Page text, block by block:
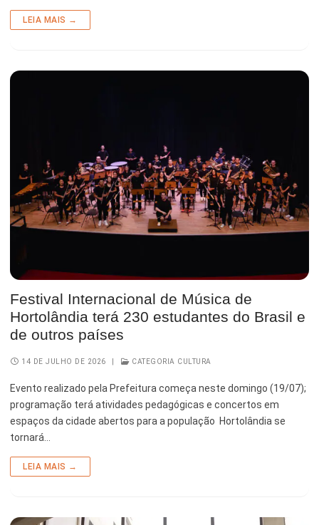
LEIA MAIS →
Festival Internacional de Música de
Hortolândia terá 230 estudantes do Brasil e
de outros países
14 DE JULHO DE 2026 CATEGORIA CULTURA
Evento realizado pela Prefeitura começa neste domingo (19/07);
programação terá atividades pedagógicas e concertos em
espaços da cidade abertos para a população Hortolândia se
tornará…
LEIA MAIS →